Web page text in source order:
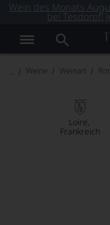
Wein des Monats
bei Tesdorpf!
Weine Weinart
Loire
Frankreich